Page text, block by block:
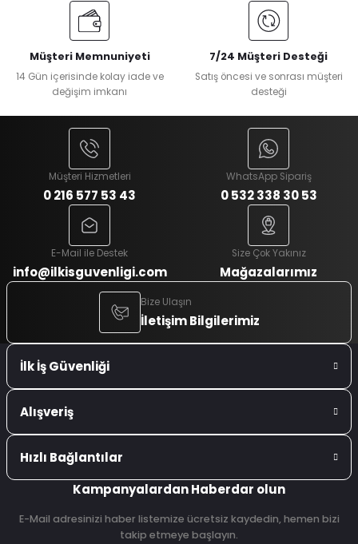
Müşteri Memnuniyeti
14 Gün içerisinde kolay iade ve
değişim imkanı
7/24 Müşteri Desteği
Satış öncesi ve sonrası müşteri
desteği
Müşteri Hizmetleri
0 216 577 53 43
WhatsApp Sipariş
0 532 338 30 53
E-Mail ile Destek
info@ilkisguvenligi.com
Size Çok Yakınız
Mağazalarımız
Bize Ulaşın
İletişim Bilgilerimiz
İlk İş Güvenliği
Alışveriş
Hızlı Bağlantılar
Kampanyalardan Haberdar olun
E-Mail adresinizi haber listemize ücretsiz kaydedin, hemen bizi
takip etmeye başlayın.